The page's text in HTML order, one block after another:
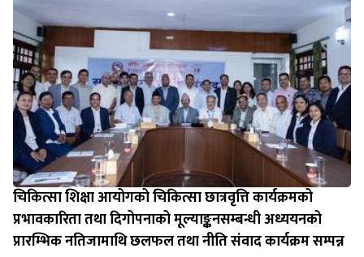
चिकित्सा शिक्षा आयोगको चिकित्सा छात्रवृत्ति कार्यक्रमको
प्रभावकारिता तथा दिगोपनाको मूल्याङ्कनसम्बन्धी अध्ययनको
प्रारम्भिक नतिजामाथि छलफल तथा नीति संवाद कार्यक्रम सम्पन्न